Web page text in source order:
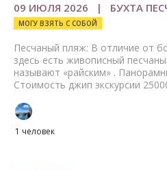
09 ИЮЛЯ 2026 | БУХТА
МОГУ ВЗЯТЬ С СОБОЙ
Песчаный пляж: В отличие от
здесь есть живописный
называют «райским» .
Стоимость джип экскурсии
1 человек